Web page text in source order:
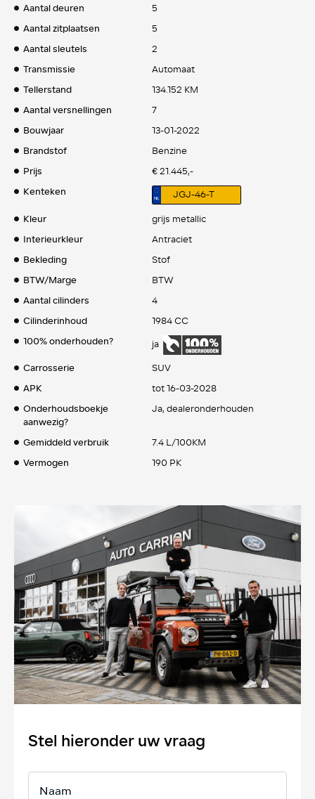
Aantal deuren
5
Aantal zitplaatsen
5
Aantal sleutels
2
Transmissie
Automaat
Tellerstand
134.152 KM
Aantal versnellingen
7
Bouwjaar
13-01-2022
Brandstof
Benzine
Prijs
€ 21.445,-
Kenteken
JGJ-46-T
Kleur
grijs metallic
Interieurkleur
Antraciet
Bekleding
Stof
BTW/Marge
BTW
Aantal cilinders
4
Cilinderinhoud
1984 CC
100% onderhouden?
ja
Carrosserie
SUV
APK
tot 16-03-2028
Onderhoudsboekje
aanwezig?
Ja, dealeronderhouden
Gemiddeld verbruik
7.4 L/100KM
Vermogen
190 PK
Stel hieronder uw vraag